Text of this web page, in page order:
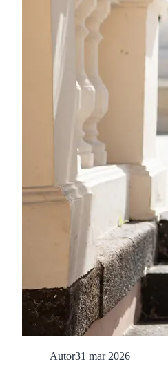
Autor31 mar 2026